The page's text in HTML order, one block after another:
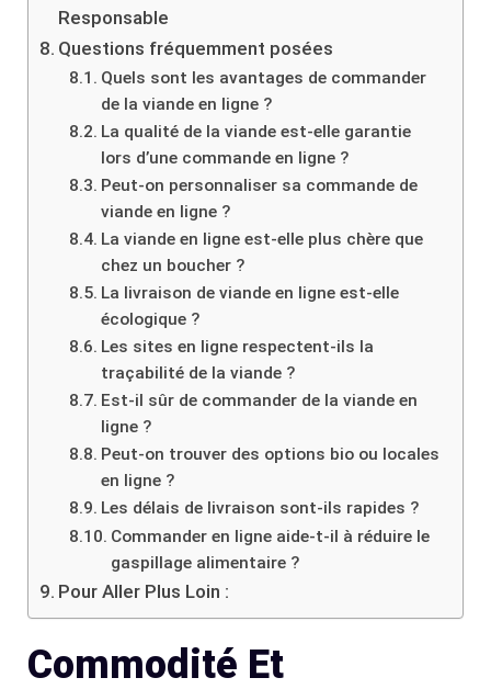
Responsable
Questions fréquemment posées
Quels sont les avantages de commander
de la viande en ligne ?
La qualité de la viande est-elle garantie
lors d’une commande en ligne ?
Peut-on personnaliser sa commande de
viande en ligne ?
La viande en ligne est-elle plus chère que
chez un boucher ?
La livraison de viande en ligne est-elle
écologique ?
Les sites en ligne respectent-ils la
traçabilité de la viande ?
Est-il sûr de commander de la viande en
ligne ?
Peut-on trouver des options bio ou locales
en ligne ?
Les délais de livraison sont-ils rapides ?
Commander en ligne aide-t-il à réduire le
gaspillage alimentaire ?
Pour Aller Plus Loin :
Commodité Et